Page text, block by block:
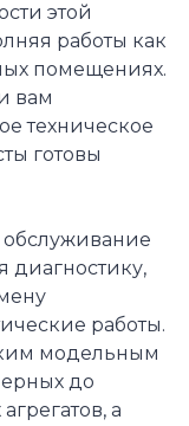
этой
работы как
помещениях.
вам
техническое
готовы
диагностику,
работы.
модельным
до
а